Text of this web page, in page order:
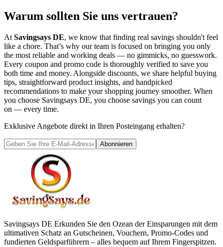
Warum sollten Sie uns vertrauen?
At Savingsays DE, we know that finding real savings shouldn't feel
like a chore. That’s why our team is focused on bringing you only
the most reliable and working deals — no gimmicks, no guesswork.
Every coupon and promo code is thoroughly verified to save you
both time and money. Alongside discounts, we share helpful buying
tips, straightforward product insights, and handpicked
recommendations to make your shopping journey smoother. When
you choose Savingsays DE, you choose savings you can count
on — every time.
Exklusive Angebote direkt in Ihren Posteingang erhalten?
Abonnieren
Savingsays DE Erkunden Sie den Ozean der Einsparungen mit dem
ultimativen Schatz an Gutscheinen, Vouchern, Promo-Codes und
fundierten Geldsparführern – alles bequem auf Ihrem Fingerspitzen.